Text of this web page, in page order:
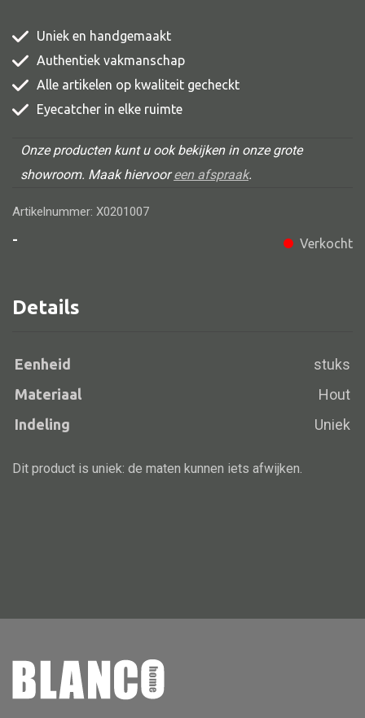
Kinderstoel
Kruk
Stoel overig
Alle banken
Bank gestoffeerd
Bank hout
Tafellamp
Vaas
Kandelaar
Uniek en handgemaakt
Authentiek vakmanschap
Alle artikelen op kwaliteit gecheckt
Eyecatcher in elke ruimte
Onze producten kunt u ook bekijken in onze grote
showroom. Maak hiervooreen afspraak.
Artikelnummer: X0201007
-
Verkocht
Details
Eenheid stuks
Materiaal Hout
Indeling Uniek
Dit product is uniek: de maten kunnen iets afwijken.